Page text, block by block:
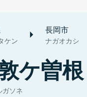
ケン
長岡市
ナガオカシ
ケ曽根
ガソネ